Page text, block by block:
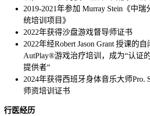
2019-2021年参加 Murray Stein《中
统培训项目》
2022年获得沙盘游戏督导师证书
2022年经Robert Jason Grant 授课的
AutPlay®游戏治疗培训，成为“认证
提供者”
2024年获得西班牙身体音乐大师Pro.
师资培训证书
行医经历